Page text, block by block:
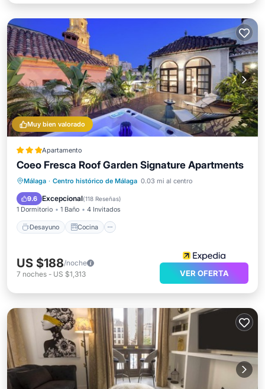
Muy bien valorado
Apartamento
Coeo Fresca Roof Garden Signature Apartments
Málaga · Centro histórico de Málaga 0.03 mi al centro
9.6 Excepcional(118 Reseñas)
1 Dormitorio 1 Baño 4 Invitados
Desayuno Cocina
Desayuno
Cocina
Aire acondicionado
US $188/noche
7 noches - US $1,313 VER OFERTA